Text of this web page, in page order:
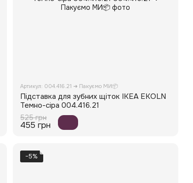
Артикул: 004.416.21 ➜ Пакуємо МИ📦
Підставка для зубних щіток IKEA EKOLN
Темно-сіра 004.416.21
525 грн
455 грн
−5%